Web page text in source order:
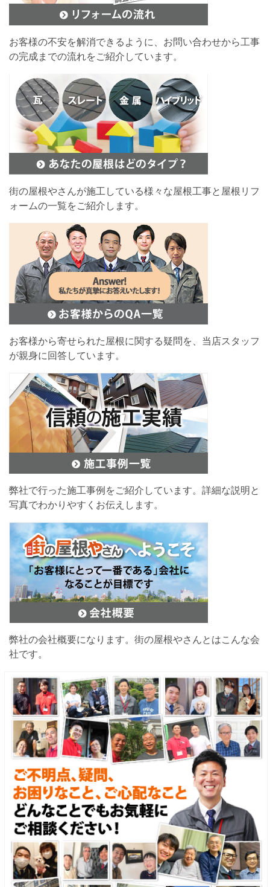
お客様の不安を解消できるように、お問い合わせから工事
の完成までの流れをご紹介しています。
街の屋根やさんが施工している様々な屋根工事と屋根リフ
ォームの一覧をご紹介します。
お客様から寄せられた屋根に関する疑問を、当店スタッフ
が親身に回答しています。
弊社で行った施工事例をご紹介しています。詳細な説明と
写真でわかりやすくお伝えします。
弊社の会社概要になります。街の屋根やさんとはこんな会
社です。